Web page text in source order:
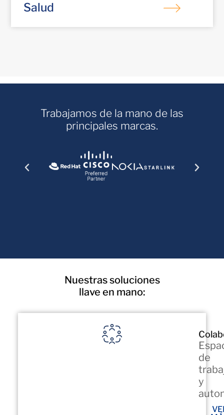
Salud
Trabajamos de la mano de las
principales marcas.
Nuestras soluciones
llave en mano:
de
y